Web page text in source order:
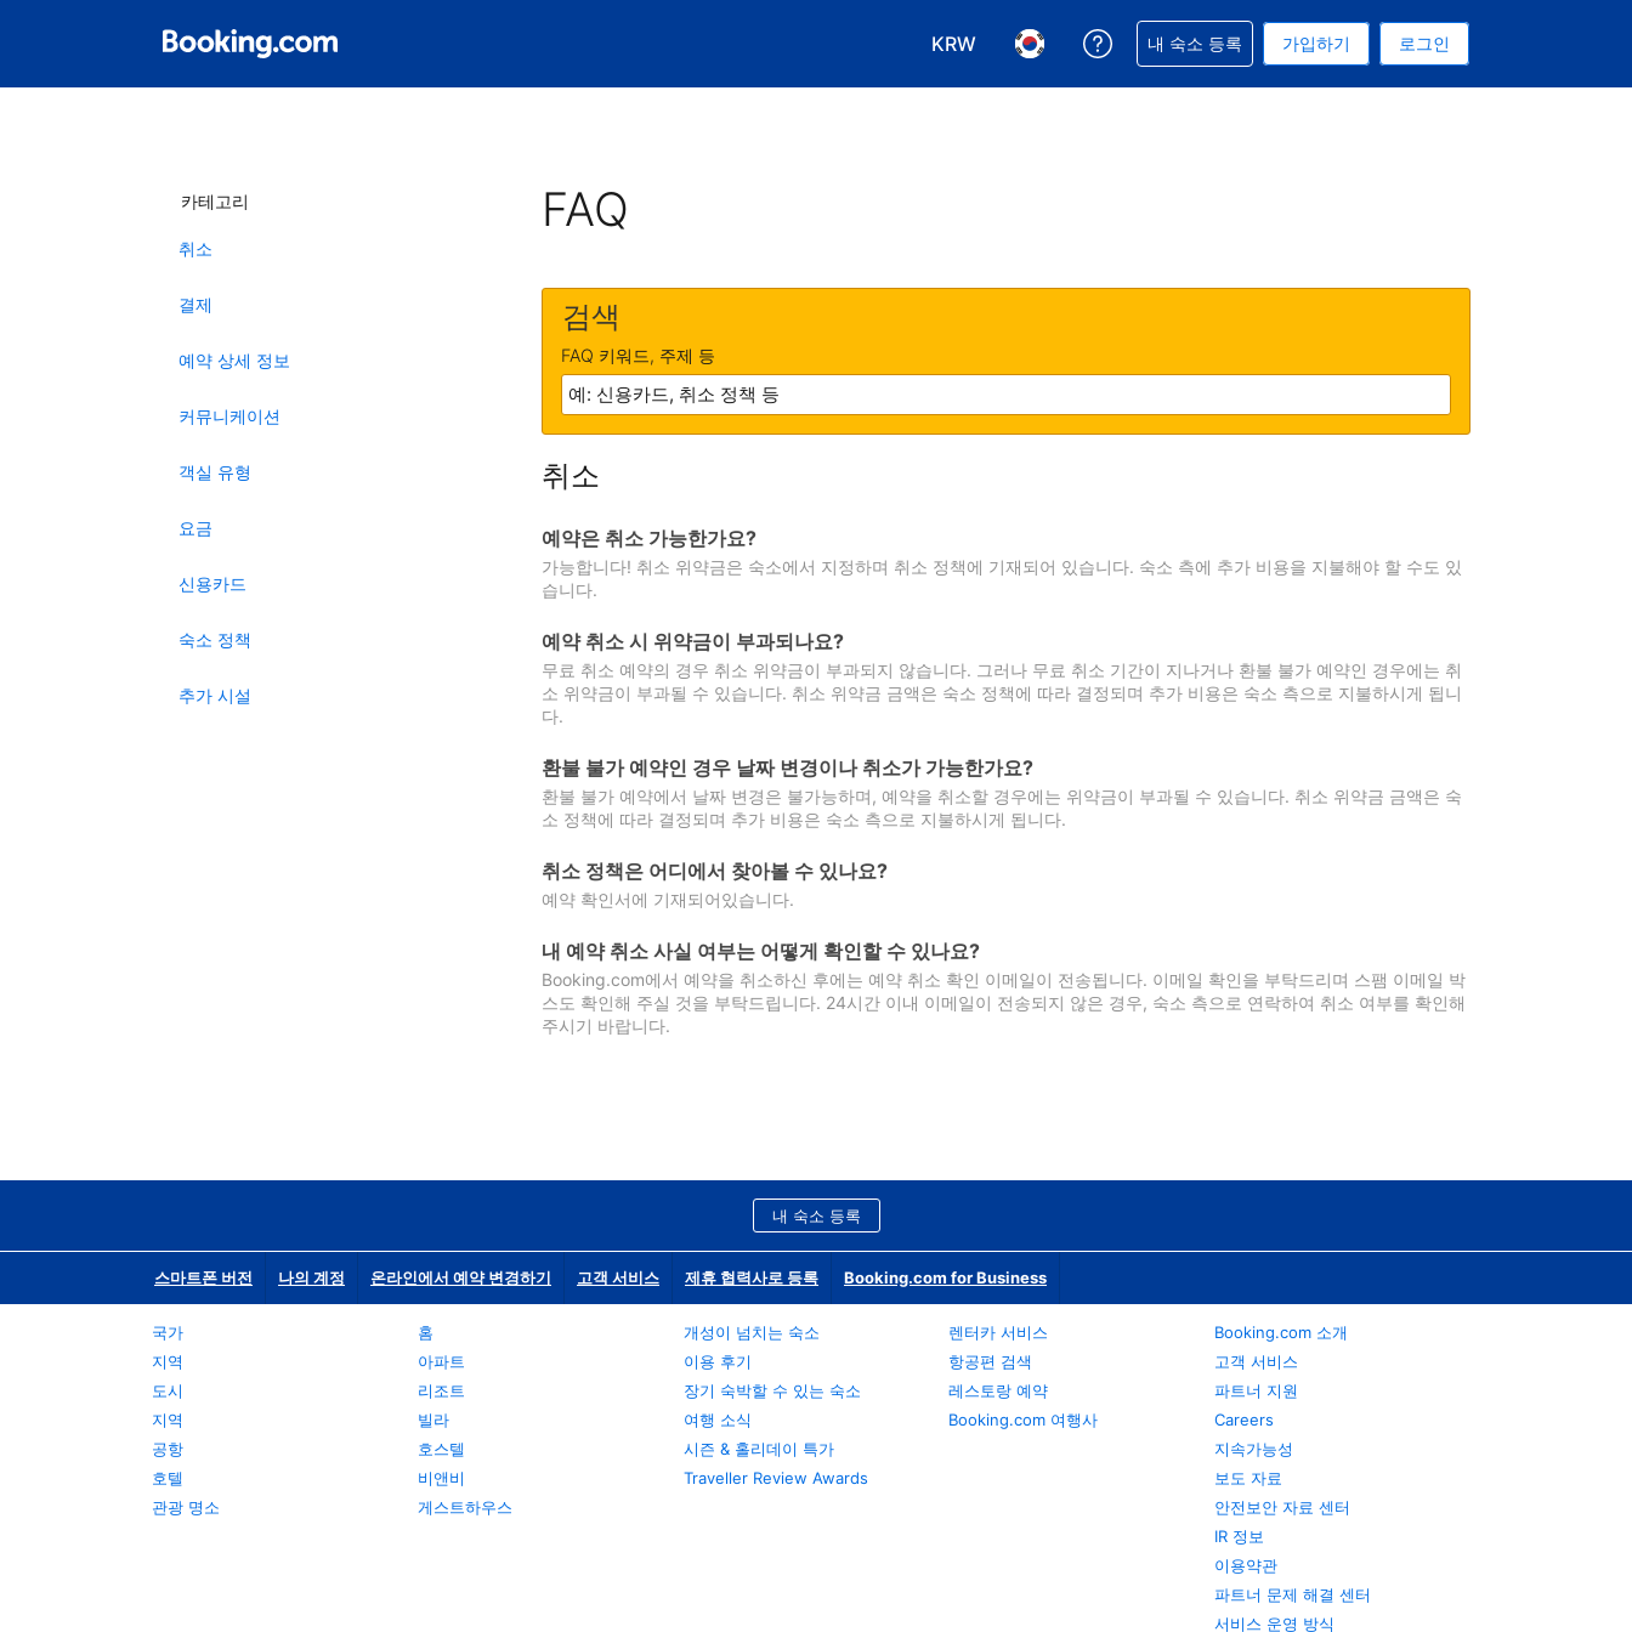
KRW
통화 선택. 현재 선택된 통화는 대한민국 원입니다
언어 선택. 현재 선택된 언어는 한국어입니다
예약과 관련해 도움을 받으실 수 있습니다
내 숙소 등록 가입하기 로그인
카테고리
취소
결제
예약 상세 정보
커뮤니케이션
객실 유형
요금
신용카드
숙소 정책
추가 시설
FAQ
검색
FAQ 키워드, 주제 등
취소
예약은 취소 가능한가요?
가능합니다! 취소 위약금은 숙소에서 지정하며 취소 정책에 기재되어 있습니다. 숙소 측에 추가 비용을 지불해야 할 수도 있
습니다.
예약 취소 시 위약금이 부과되나요?
무료 취소 예약의 경우 취소 위약금이 부과되지 않습니다. 그러나 무료 취소 기간이 지나거나 환불 불가 예약인 경우에는 취
소 위약금이 부과될 수 있습니다. 취소 위약금 금액은 숙소 정책에 따라 결정되며 추가 비용은 숙소 측으로 지불하시게 됩니
다.
환불 불가 예약인 경우 날짜 변경이나 취소가 가능한가요?
환불 불가 예약에서 날짜 변경은 불가능하며, 예약을 취소할 경우에는 위약금이 부과될 수 있습니다. 취소 위약금 금액은 숙
소 정책에 따라 결정되며 추가 비용은 숙소 측으로 지불하시게 됩니다.
취소 정책은 어디에서 찾아볼 수 있나요?
예약 확인서에 기재되어있습니다.
내 예약 취소 사실 여부는 어떻게 확인할 수 있나요?
Booking.com에서 예약을 취소하신 후에는 예약 취소 확인 이메일이 전송됩니다. 이메일 확인을 부탁드리며 스팸 이메일 박
스도 확인해 주실 것을 부탁드립니다. 24시간 이내 이메일이 전송되지 않은 경우, 숙소 측으로 연락하여 취소 여부를 확인해
주시기 바랍니다.
내 숙소 등록
스마트폰 버전 나의 계정 온라인에서 예약 변경하기 고객 서비스 제휴 협력사로 등록 Booking.com for Business
국가
지역
도시
지역
공항
호텔
관광 명소
홈
아파트
리조트
빌라
호스텔
비앤비
게스트하우스
개성이 넘치는 숙소
이용 후기
장기 숙박할 수 있는 숙소
여행 소식
시즌 & 홀리데이 특가
Traveller Review Awards
렌터카 서비스
항공편 검색
레스토랑 예약
Booking.com 여행사
Booking.com 소개
고객 서비스
파트너 지원
Careers
지속가능성
보도 자료
안전보안 자료 센터
IR 정보
이용약관
파트너 문제 해결 센터
서비스 운영 방식